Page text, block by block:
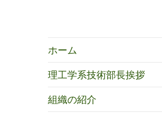
ホーム
理工学系技術部長挨拶
組織の紹介